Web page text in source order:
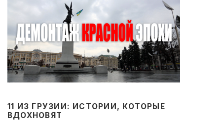
11 ИЗ ГРУЗИИ: ИСТОРИИ, КОТОРЫЕ
ВДОХНОВЯТ